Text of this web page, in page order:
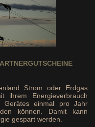
Strom oder Erdgas
ihrem Energieverbrauch
Gerätes einmal pro Jahr
können. Damit kann
gespart werden.